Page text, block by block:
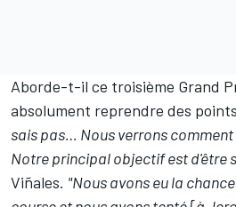
Aborde-t-il ce troisième Grand
absolument reprendre des
sais pas… Nous verrons
Notre principal objectif est d'être
Viñales. "Nous avons eu la